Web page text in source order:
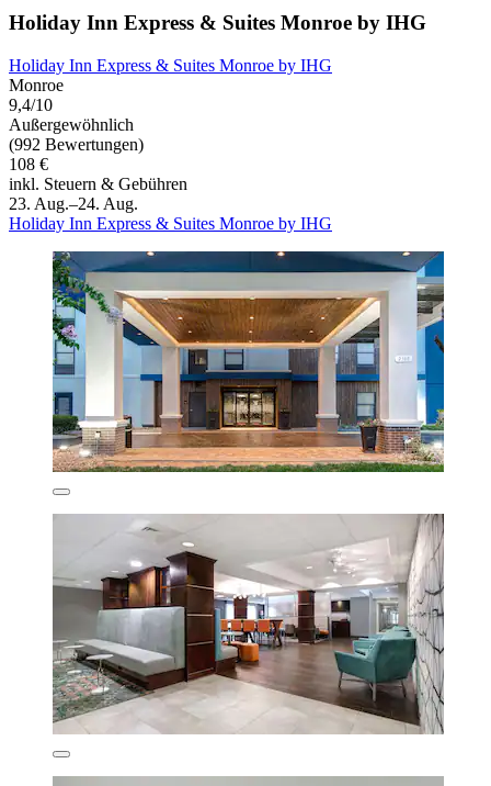
Holiday Inn Express & Suites Monroe by IHG
Holiday Inn Express & Suites Monroe by IHG
Monroe
9,4/10
Außergewöhnlich
(992 Bewertungen)
108 €
inkl. Steuern & Gebühren
23. Aug.–24. Aug.
Holiday Inn Express & Suites Monroe by IHG